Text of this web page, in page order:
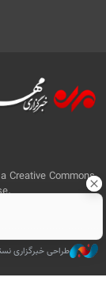
Creative Commons
طراحی خبرگزاری